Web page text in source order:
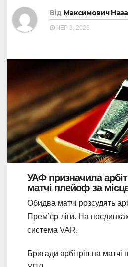
Від Максимович
ЧЕР 3, 2026
УАФ призначила
матчі плейоф за
Обидва матчі розсудять
Прем’єр-ліги. На
система VAR.
Бригади арбітрів на матчі